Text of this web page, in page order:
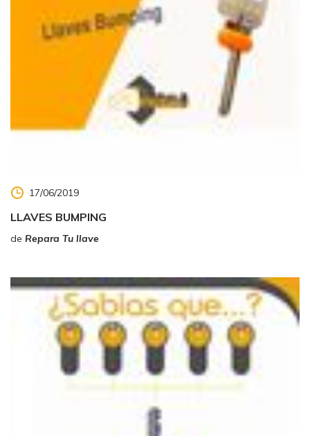
17/06/2019
LLAVES BUMPING
de Repara Tu llave